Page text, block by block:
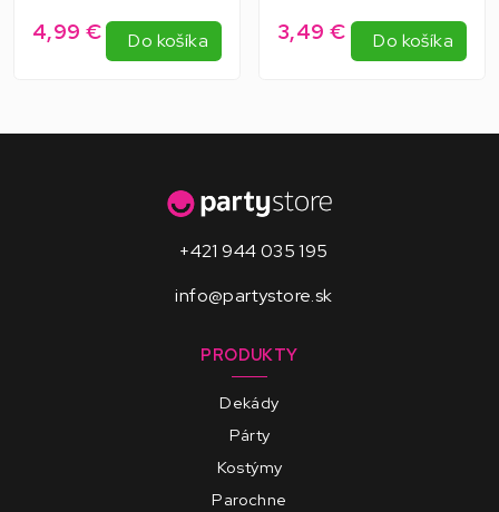
4,99 € Do košíka 3,49 € Do košíka
+421 944 035 195
info@partystore.sk
PRODUKTY
Dekády
Párty
Kostýmy
Parochne